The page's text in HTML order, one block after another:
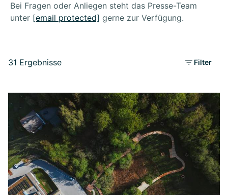
Bei Fragen oder Anliegen steht das Presse-Team
unter [email protected] gerne zur Verfügung.
31 Ergebnisse Filter